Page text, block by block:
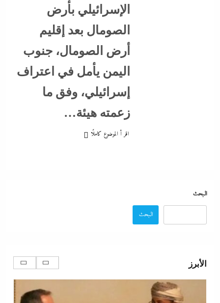
الإسرائيلي بأرض
الصومال بعد إقليم
أرض الصومال، جنوب
اليمن يأمل في اعتراف
إسرائيلي، وفق ما
زعمته هيئة…
اقر أ الموضوع كاملًا
البحث
البحث
الأبرز
مدبولي:”مخزون مصر يكفي سنة كاملة”..وارتفاع قياسي
في الاحتياطي الأجنبي رغم توترات هرمز
29 ديسمبر، 2025